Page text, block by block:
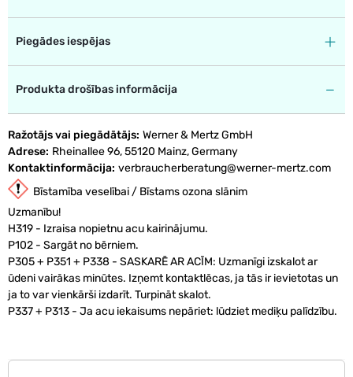
Piegādes iespējas
Produkta drošības informācija
Ražotājs vai piegādātājs Werner & Mertz GmbH
Adrese Rheinallee 96, 55120 Mainz, Germany
Kontaktinformācija verbraucherberatung@werner-mertz.com
Bīstamība veselībai / Bīstams ozona slānim
Uzmanību!
H319 - Izraisa nopietnu acu kairinājumu.
P102 - Sargāt no bērniem.
P305 + P351 + P338 - SASKARĒ AR ACĪM: Uzmanīgi izskalot ar
ūdeni vairākas minūtes. Izņemt kontaktlēcas, ja tās ir ievietotas un
ja to var vienkārši izdarīt. Turpināt skalot.
P337 + P313 - Ja acu iekaisums nepāriet: lūdziet mediķu palīdzību.